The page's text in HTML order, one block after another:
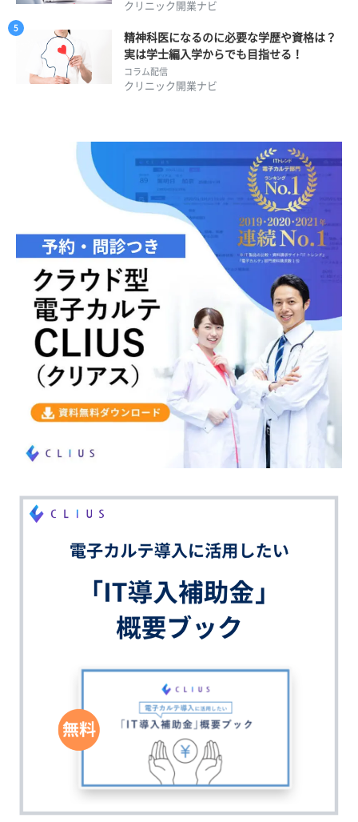
クリニック開業ナビ
精神科医になるのに必要な学歴や資格は？
実は学士編入学からでも目指せる！
コラム配信
クリニック開業ナビ